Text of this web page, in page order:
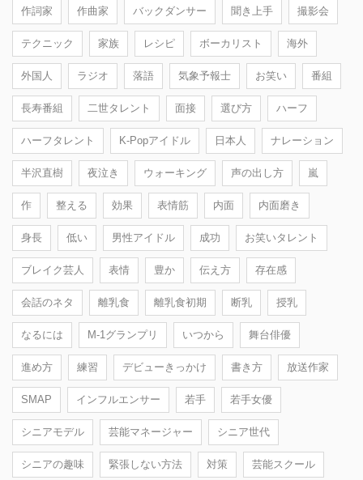
作詞家 作曲家 バックダンサー 聞き上手 撮影会
テクニック 家族 レシピ ボーカリスト 海外
外国人 ラジオ 落語 気象予報士 お笑い 番組
長寿番組 二世タレント 面接 選び方 ハーフ
ハーフタレント K-Popアイドル 日本人 ナレーション
半沢直樹 夜泣き ウォーキング 声の出し方 嵐
作 整える 効果 表情筋 内面 内面磨き
身長 低い 男性アイドル 成功 お笑いタレント
ブレイク芸人 表情 豊か 伝え方 存在感
会話のネタ 離乳食 離乳食初期 断乳 授乳
なるには M-1グランプリ いつから 舞台俳優
進め方 練習 デビューきっかけ 書き方 放送作家
SMAP インフルエンサー 若手 若手女優
シニアモデル 芸能マネージャー シニア世代
シニアの趣味 緊張しない方法 対策 芸能スクール